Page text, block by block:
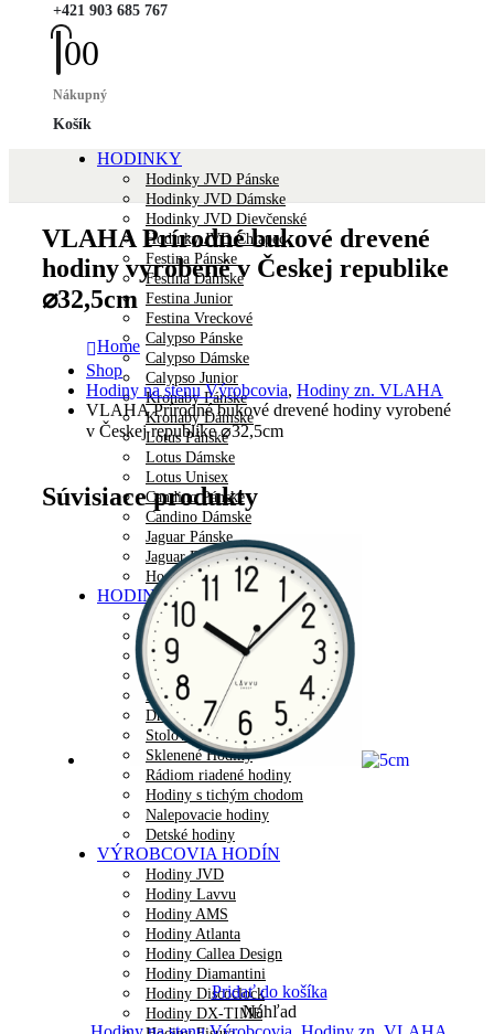
+421 903 685 767
00
Nákupný
Košík
HODINKY
Hodinky JVD Pánske
Hodinky JVD Dámske
Hodinky JVD Dievčenské
Hodinky JVD Chlapec
Festina Pánske
Festina Dámske
Festina Junior
Festina Vreckové
Calypso Pánske
Calypso Dámske
Calypso Junior
Kronaby Pánske
Kronaby Dámske
Lotus Pánske
Lotus Dámske
Lotus Unisex
Candino Pánske
Candino Dámske
Jaguar Pánske
Jaguar Dámske
Hodinky LAVVU
HODINY NA STENU
Dizajnové hodiny
Plastové hodiny
Kovové hodiny
Kyvadlové hodiny
Digitálne hodiny
Drevené hodiny
Stolové hodiny
Sklenené Hodiny
Rádiom riadené hodiny
Hodiny s tichým chodom
Nalepovacie hodiny
Detské hodiny
VÝROBCOVIA HODÍN
Hodiny JVD
Hodiny Lavvu
Hodiny AMS
Hodiny Atlanta
Hodiny Callea Design
Hodiny Diamantini
Hodiny Discoclock
Hodiny DX-TIME
VLAHA Prírodné bukové drevené
hodiny vyrobené v Českej republike
⌀32,5cm
Home
Shop
Hodiny na stenu Výrobcovia, Hodiny zn. VLAHA
VLAHA Prírodné bukové drevené hodiny vyrobené
v Českej republike ⌀32,5cm
Súvisiace produkty
Pridať do košíka
Náhľad